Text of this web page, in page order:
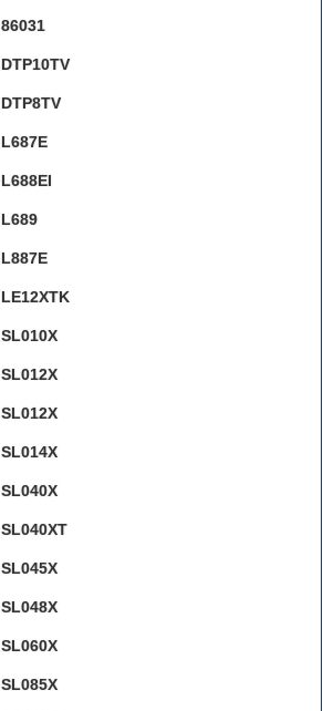
86031
DTP10TV
DTP8TV
L687E
L688EI
L689
L887E
LE12XTK
SL010X
SL012X
SL012X
SL014X
SL040X
SL040XT
SL045X
SL048X
SL060X
SL085X